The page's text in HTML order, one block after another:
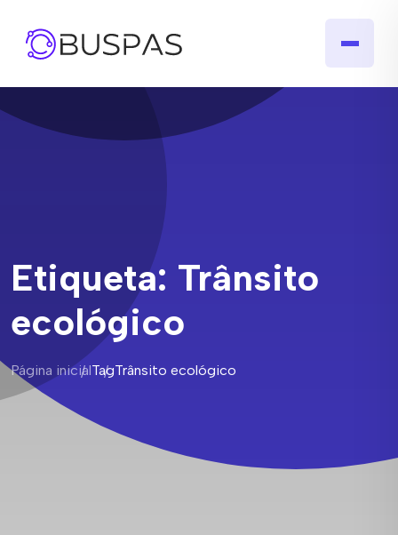
Etiqueta: Trânsito
ecológico
Página inicialTagTrânsito ecológico